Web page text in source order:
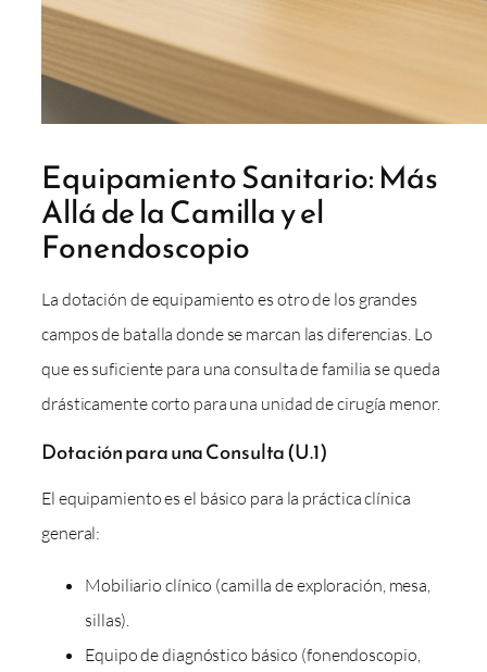
Equipamiento Sanitario: Más
Allá de la Camilla y el
Fonendoscopio
La dotación de equipamiento es otro de los grandes
campos de batalla donde se marcan las diferencias. Lo
que es suficiente para una consulta de familia se queda
drásticamente corto para una unidad de cirugía menor.
Dotación para una Consulta (U.1)
El equipamiento es el básico para la práctica clínica
general:
Mobiliario clínico (camilla de exploración, mesa,
sillas).
Equipo de diagnóstico básico (fonendoscopio,